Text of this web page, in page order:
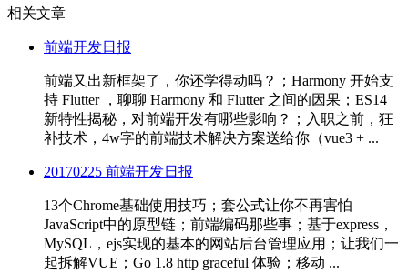
相关文章
前端开发日报
前端又出新框架了，你还学得动吗？；Harmony 开始支
持 Flutter ，聊聊 Harmony 和 Flutter 之间的因果；ES14
新特性揭秘，对前端开发有哪些影响？；入职之前，狂
补技术，4w字的前端技术解决方案送给你（vue3 + ...
20170225 前端开发日报
13个Chrome基础使用技巧；套公式让你不再害怕
JavaScript中的原型链；前端编码那些事；基于express，
MySQL，ejs实现的基本的网站后台管理应用；让我们一
起拆解VUE；Go 1.8 http graceful 体验；移动 ...